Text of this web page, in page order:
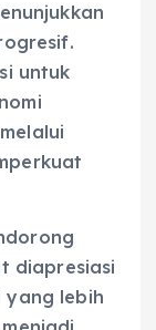
untuk
diapresiasi
yang lebih